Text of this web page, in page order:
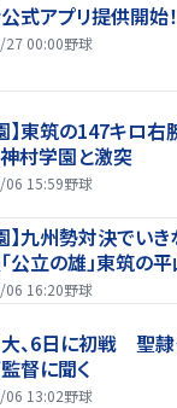
式アプリ提供開始！
00:00野球
】東筑の147キロ右
村学園と激突
15:59野球
】九州勢対決でい
公立の雄」東筑の
16:20野球
、6日に初戦 聖隷
督に聞く
13:02野球